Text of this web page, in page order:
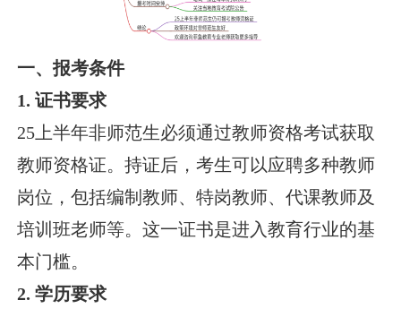
一、报考条件
1. 证书要求
25上半年非师范生必须通过教师资格考试获取
教师资格证。持证后，考生可以应聘多种教师
岗位，包括编制教师、特岗教师、代课教师及
培训班老师等。这一证书是进入教育行业的基
本门槛。
2. 学历要求